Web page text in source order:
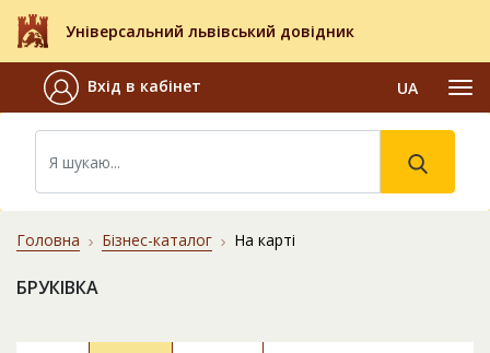
Універсальний львівський довідник
Вхід в кабінет UA
Головна Бізнес-каталог На карті
БРУКІВКА